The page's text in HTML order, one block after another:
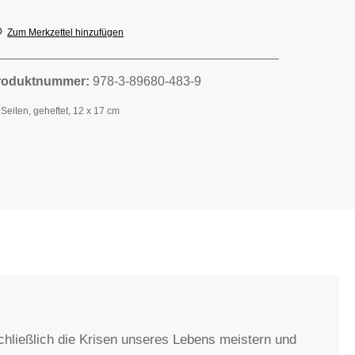
Zum Merkzettel hinzufügen
978-3-89680-483-9
geheftet, 12 x 17 cm
die Krisen unseres Lebens meistern und